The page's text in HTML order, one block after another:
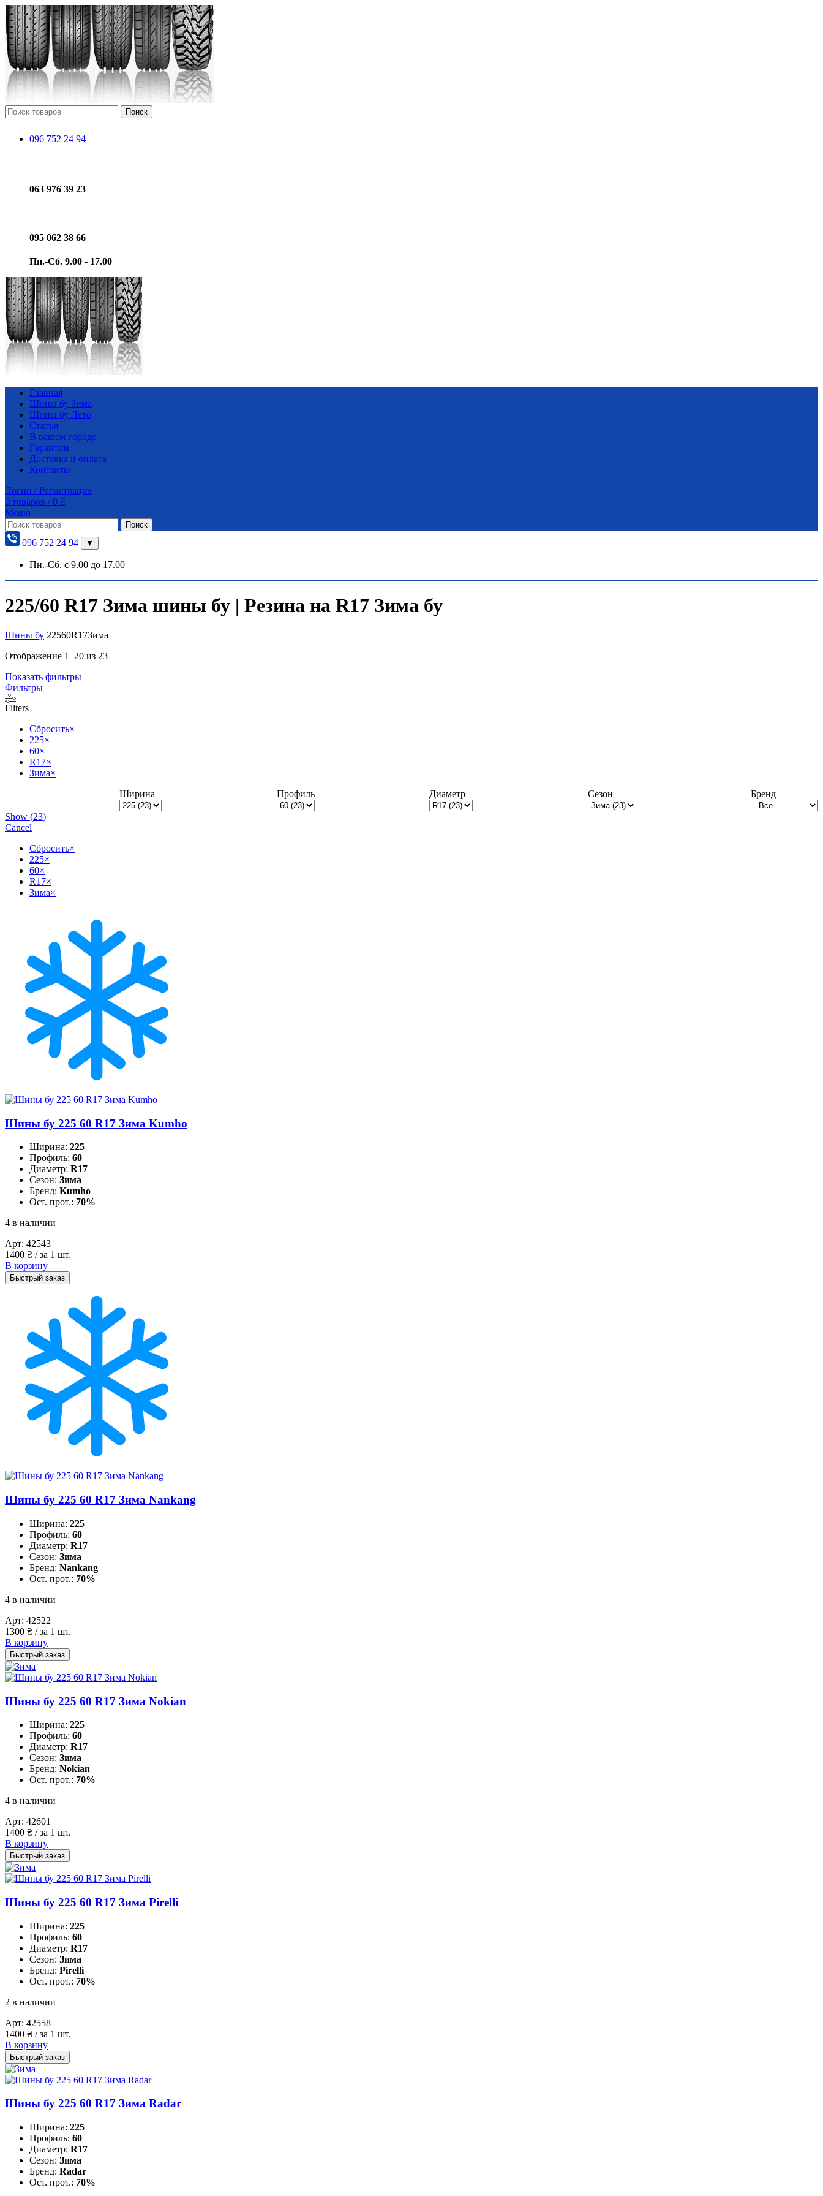
Поиск
096 752 24 94
063 976 39 23
095 062 38 66
Пн.-Сб. 9.00 - 17.00
Главная
Шины бу Зима
Шины бу Лето
Статьи
В вашем городе
Гарантии
Доставка и оплата
Контакты
Логин / Регистрация
0 товаров / 0 ₴
Меню
Поиск
096 752 24 94 ▼
Пн.-Сб. с 9.00 до 17.00
225/60 R17 Зима шины бу | Резина на R17 Зима бу
Шины бу 22560R17Зима
Отображение 1–20 из 23
Показать фильтры
Фильтры
Filters
Сбросить×
225×
60×
R17×
Зима×
Ширина
Профиль Диаметр Сезон Бренд
Show (23)
Cancel
Сбросить×
225×
60×
R17×
Зима×
Шины бу 225 60 R17 Зима Kumho
Ширина: 225
Профиль: 60
Диаметр: R17
Сезон: Зима
Бренд: Kumho
Ост. прот.: 70%
4 в наличии
Арт: 42543
1400 ₴ / за 1 шт.
В корзину
Быстрый заказ
Шины бу 225 60 R17 Зима Nankang
Ширина: 225
Профиль: 60
Диаметр: R17
Сезон: Зима
Бренд: Nankang
Ост. прот.: 70%
4 в наличии
Арт: 42522
1300 ₴ / за 1 шт.
В корзину
Быстрый заказ
Шины бу 225 60 R17 Зима Nokian
Ширина: 225
Профиль: 60
Диаметр: R17
Сезон: Зима
Бренд: Nokian
Ост. прот.: 70%
4 в наличии
Арт: 42601
1400 ₴ / за 1 шт.
В корзину
Быстрый заказ
Шины бу 225 60 R17 Зима Pirelli
Ширина: 225
Профиль: 60
Диаметр: R17
Сезон: Зима
Бренд: Pirelli
Ост. прот.: 70%
2 в наличии
Арт: 42558
1400 ₴ / за 1 шт.
В корзину
Быстрый заказ
Шины бу 225 60 R17 Зима Radar
Ширина: 225
Профиль: 60
Диаметр: R17
Сезон: Зима
Бренд: Radar
Ост. прот.: 70%